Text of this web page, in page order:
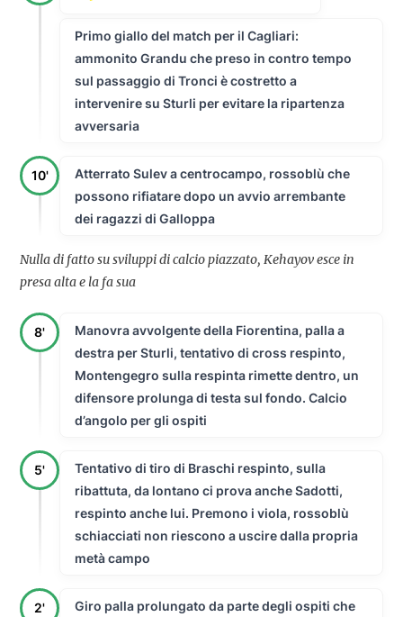
Primo giallo del match per il Cagliari:
ammonito Grandu che preso in contro tempo
sul passaggio di Tronci è costretto a
intervenire su Sturli per evitare la ripartenza
avversaria
10'
Atterrato Sulev a centrocampo, rossoblù che
possono rifiatare dopo un avvio arrembante
dei ragazzi di Galloppa
Nulla di fatto su sviluppi di calcio piazzato, Kehayov esce in
presa alta e la fa sua
8'
Manovra avvolgente della Fiorentina, palla a
destra per Sturli, tentativo di cross respinto,
Montengegro sulla respinta rimette dentro, un
difensore prolunga di testa sul fondo. Calcio
d’angolo per gli ospiti
5'
Tentativo di tiro di Braschi respinto, sulla
ribattuta, da lontano ci prova anche Sadotti,
respinto anche lui. Premono i viola, rossoblù
schiacciati non riescono a uscire dalla propria
metà campo
2'
Giro palla prolungato da parte degli ospiti che